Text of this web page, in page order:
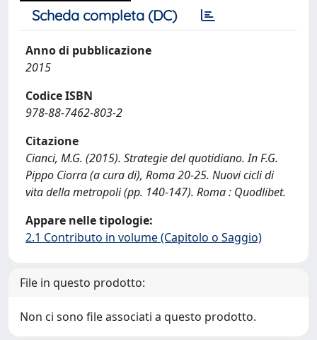
Scheda completa (DC)
Anno di pubblicazione
2015
Codice ISBN
978-88-7462-803-2
Citazione
Cianci, M.G. (2015). Strategie del quotidiano. In F.G.
Pippo Ciorra (a cura di), Roma 20-25. Nuovi cicli di
vita della metropoli (pp. 140-147). Roma : Quodlibet.
Appare nelle tipologie:
2.1 Contributo in volume (Capitolo o Saggio)
File in questo prodotto:
Non ci sono file associati a questo prodotto.